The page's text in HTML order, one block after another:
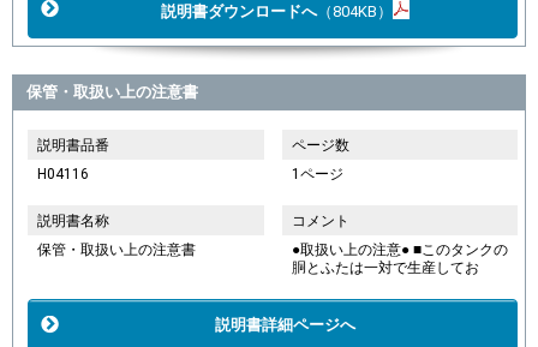
説明書ダウンロードへ（804KB）
保管・取扱い上の注意書
説明書品番
H04116
ページ数
1ページ
説明書名称
保管・取扱い上の注意書
コメント
●取扱い上の注意● ■このタンクの
胴とふたは一対で生産してお
説明書詳細ページへ